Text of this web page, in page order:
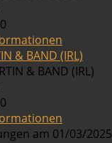
& BAND (IRL)
am 01/03/2025